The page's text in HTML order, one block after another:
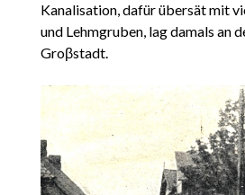
Kanalisation, dafür übersät mit
und Lehmgruben, lag damals an
Groβstadt.